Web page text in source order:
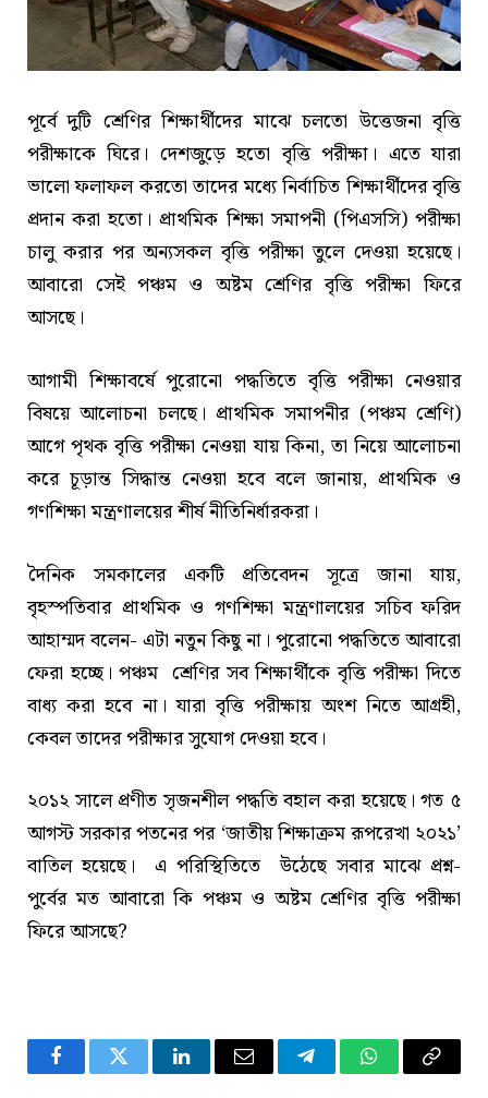
পূর্বে দুটি শ্রেণির শিক্ষার্থীদের মাঝে চলতো উত্তেজনা বৃত্তি
পরীক্ষাকে ঘিরে। দেশজুড়ে হতো বৃত্তি পরীক্ষা। এতে যারা
ভালো ফলাফল করতো তাদের মধ্যে নির্বাচিত শিক্ষার্থীদের বৃত্তি
প্রদান করা হতো। প্রাথমিক শিক্ষা সমাপনী (পিএসসি) পরীক্ষা
চালু করার পর অন্যসকল বৃত্তি পরীক্ষা তুলে দেওয়া হয়েছে।
আবারো সেই পঞ্চম ও অষ্টম শ্রেণির ‌বৃত্তি পরীক্ষা ফিরে
আসছে।
আগামী শিক্ষাবর্ষে পুরোনো পদ্ধতিতে বৃত্তি পরীক্ষা নেওয়ার
বিষয়ে আলোচনা চলছে। প্রাথমিক সমাপনীর (পঞ্চম শ্রেণি)
আগে পৃথক বৃত্তি পরীক্ষা নেওয়া যায় কিনা, তা নিয়ে আলোচনা
করে চূড়ান্ত সিদ্ধান্ত নেওয়া হবে বলে জানায়, প্রাথমিক ও
গণশিক্ষা মন্ত্রণালয়ের শীর্ষ নীতিনির্ধারকরা।
দৈনিক সমকালের একটি প্রতিবেদন সূত্রে জানা যায়,
বৃহস্পতিবার প্রাথমিক ও গণশিক্ষা মন্ত্রণালয়ের সচিব ফরিদ
আহাম্মদ বলেন- এটা নতুন কিছু না। পুরোনো পদ্ধতিতে আবারো
ফেরা হচ্ছে। পঞ্চম শ্রেণির সব শিক্ষার্থীকে বৃত্তি পরীক্ষা দিতে
বাধ্য করা হবে না। যারা বৃত্তি পরীক্ষায় অংশ নিতে আগ্রহী,
কেবল তাদের পরীক্ষার সুযোগ দেওয়া হবে।
২০১২ সালে প্রণীত সৃজনশীল পদ্ধতি বহাল করা হয়েছে। গত ৫
আগস্ট সরকার পতনের পর ‘জাতীয় শিক্ষাক্রম রূপরেখা ২০২১’
বাতিল হয়েছে। এ পরিস্থিতিতে উঠেছে সবার মাঝে প্রশ্ন-
পুর্বের মত আবারো কি পঞ্চম ও অষ্টম শ্রেণির ‌বৃত্তি পরীক্ষা
ফিরে আসছে?
FacebookTwitter LinkedInEmail TelegramWhatsApp
Copy